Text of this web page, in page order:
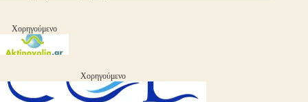
Χορηγούμενο
Χορηγούμενο